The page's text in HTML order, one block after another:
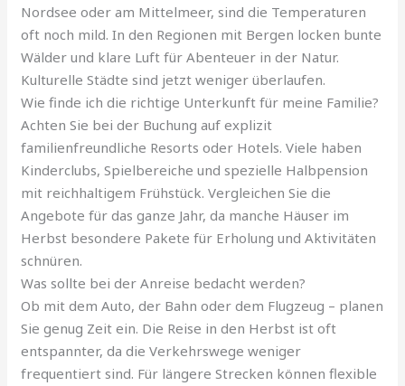
Nordsee oder am Mittelmeer, sind die Temperaturen
oft noch mild. In den Regionen mit Bergen locken bunte
Wälder und klare Luft für Abenteuer in der Natur.
Kulturelle Städte sind jetzt weniger überlaufen.
Wie finde ich die richtige Unterkunft für meine Familie?
Achten Sie bei der Buchung auf explizit
familienfreundliche Resorts oder Hotels. Viele haben
Kinderclubs, Spielbereiche und spezielle Halbpension
mit reichhaltigem Frühstück. Vergleichen Sie die
Angebote für das ganze Jahr, da manche Häuser im
Herbst besondere Pakete für Erholung und Aktivitäten
schnüren.
Was sollte bei der Anreise bedacht werden?
Ob mit dem Auto, der Bahn oder dem Flugzeug – planen
Sie genug Zeit ein. Die Reise in den Herbst ist oft
entspannter, da die Verkehrswege weniger
frequentiert sind. Für längere Strecken können flexible